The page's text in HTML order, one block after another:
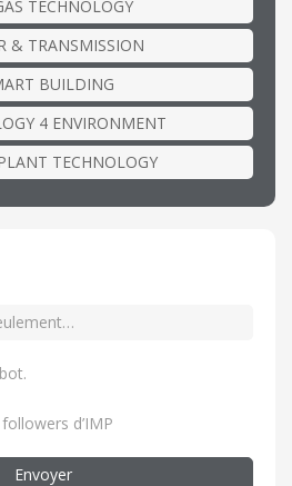
TECHNOLOGY
& TRANSMISSION
BUILDING
4 ENVIRONMENT
TECHNOLOGY
.
d’IMP
Envoyer